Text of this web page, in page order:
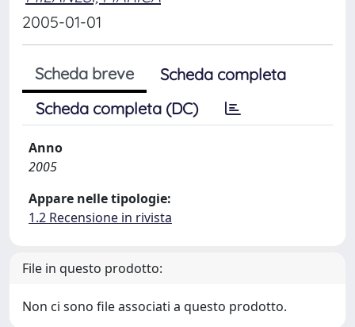
2005-01-01
Scheda breve
Scheda completa
Scheda completa (DC)
Anno
2005
Appare nelle tipologie:
1.2 Recensione in rivista
File in questo prodotto:
Non ci sono file associati a questo prodotto.